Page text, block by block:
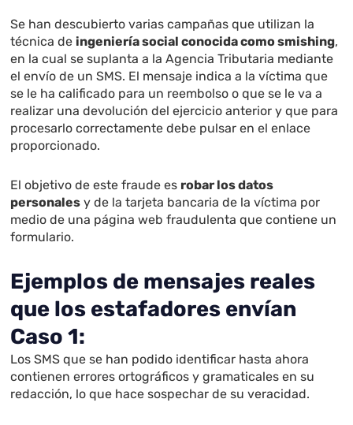
Se han descubierto varias campañas que utilizan la
técnica de ingeniería social conocida como smishing,
en la cual se suplanta a la Agencia Tributaria mediante
el envío de un SMS. El mensaje indica a la víctima que
se le ha calificado para un reembolso o que se le va a
realizar una devolución del ejercicio anterior y que para
procesarlo correctamente debe pulsar en el enlace
proporcionado.
El objetivo de este fraude es robar los datos
personales y de la tarjeta bancaria de la víctima por
medio de una página web fraudulenta que contiene un
formulario.
Ejemplos de mensajes reales
que los estafadores envían
Caso 1:
Los SMS que se han podido identificar hasta ahora
contienen errores ortográficos y gramaticales en su
redacción, lo que hace sospechar de su veracidad.